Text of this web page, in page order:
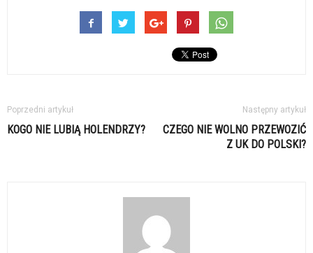
Poprzedni artykuł
KOGO NIE LUBIĄ HOLENDRZY?
Następny artykuł
CZEGO NIE WOLNO PRZEWOZIĆ
Z UK DO POLSKI?